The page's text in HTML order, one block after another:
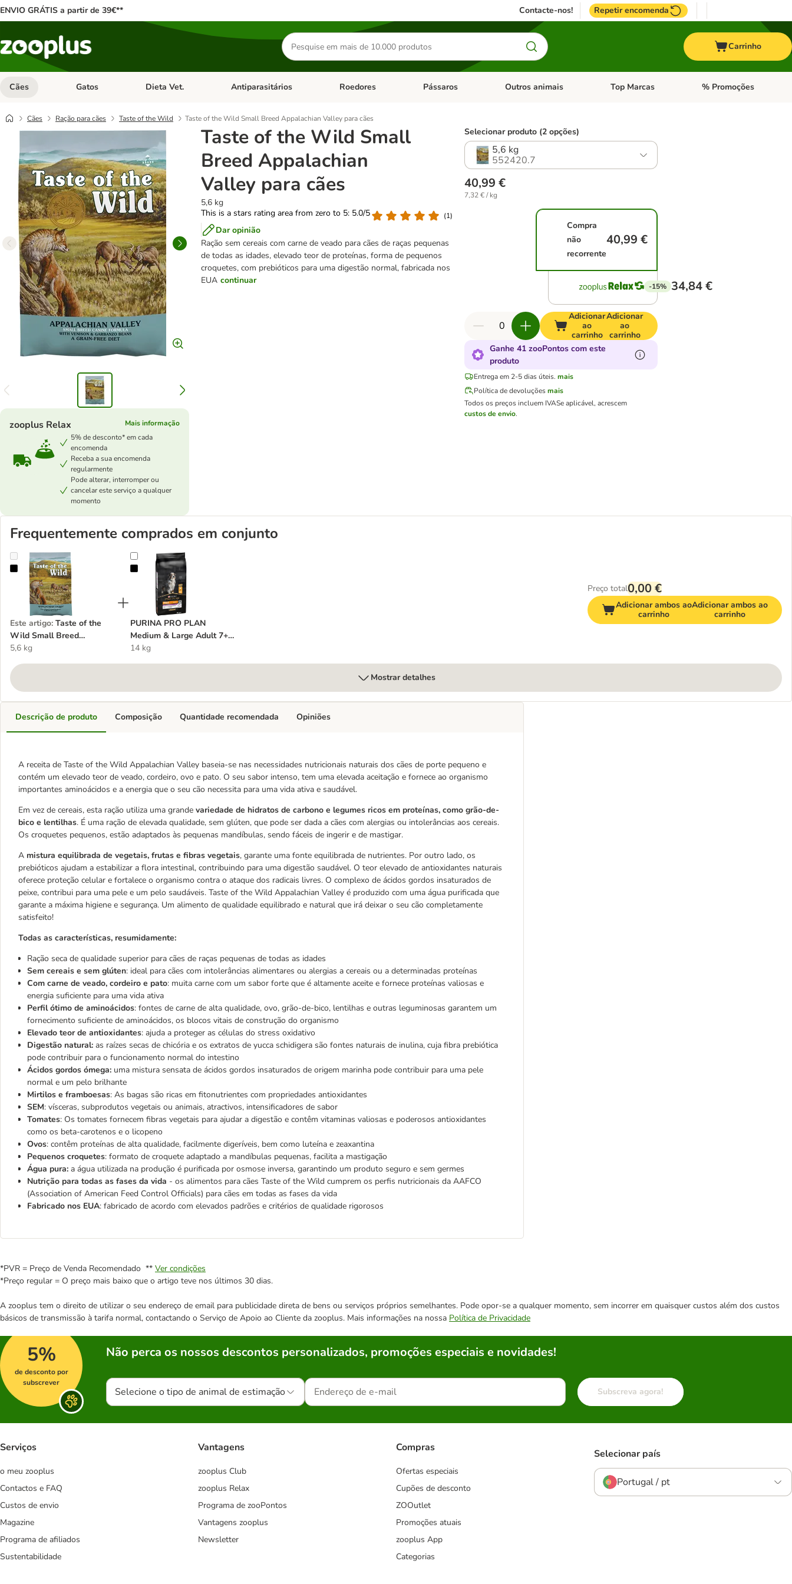
ENVIO GRÁTIS a partir de 39€** Contacte-nos! Repetir encomenda
Pesquisar
produtos
Carrinho
Cães Abrir menu de categoria: Cães
Gatos Abrir menu de categoria: Gatos
Dieta Vet. Abrir menu de categoria: Dieta Vet.
Antiparasitários Abrir menu de categoria: Antiparasitários
Roedores Abrir menu de categoria: Roedores
Pássaros Abrir menu de categoria: Pássaros
Outros animais Abrir menu de categoria: Outros animais
Top Marcas Abrir menu de categoria:
% Promoções
Cães Ração para cães Taste of the Wild Taste of the Wild Small Breed Appalachian Valley para cães
Taste of the Wild Small
Breed Appalachian
Valley para cães
5,6 kg
This is a stars rating area from zero to 5: 5.0/5
(1)
Dar opinião
Ração sem cereais com carne de veado para cães de raças pequenas
de todas as idades, elevado teor de proteínas, forma de pequenos
croquetes, com prebióticos para uma digestão normal, fabricada nos
EUA continuar
zooplus Relax
Mais informação
5% de desconto* em cada
encomenda
Receba a sua encomenda
regularmente
Pode alterar, interromper ou
cancelar este serviço a qualquer
momento
Selecionar produto (2 opções)
5,6 kg
552420.7
40,99 €
7,32 € / kg
Compra
não
recorrente
40,99 €
-15% 34,84 €
Adicionar
ao
carrinho
Adicionar
ao
carrinho
Ganhe 41 zooPontos com este
produto
Entrega em 2-5 dias úteis. mais
Política de devoluções mais
Todos os preços incluem IVASe aplicável, acrescem
custos de envio.
Frequentemente comprados em conjunto
Taste of the Wild Small Breed Appalachian Valley para cães
Este artigo: Taste of the
Wild Small Breed
Appalachian Valley para
5,6 kg
PURINA PRO PLAN Medium & Large Adult 7+ Age Defence
PURINA PRO PLAN
Medium & Large Adult 7+
Age Defence
14 kg
Preço total0,00 €
Adicionar ambos ao
carrinho
Adicionar ambos ao
carrinho
Mostrar detalhes
Descrição de produto
A receita de Taste of the Wild Appalachian Valley baseia-se nas necessidades nutricionais naturais dos cães de porte pequeno e
contém um elevado teor de veado, cordeiro, ovo e pato. O seu sabor intenso, tem uma elevada aceitação e fornece ao organismo
importantes aminoácidos e a energia que o seu cão necessita para uma vida ativa e saudável.
Em vez de cereais, esta ração utiliza uma grande variedade de hidratos de carbono e legumes ricos em proteínas, como grão-de-
bico e lentilhas. É uma ração de elevada qualidade, sem glúten, que pode ser dada a cães com alergias ou intolerâncias aos cereais.
Os croquetes pequenos, estão adaptados às pequenas mandíbulas, sendo fáceis de ingerir e de mastigar.
A mistura equilibrada de vegetais, frutas e fibras vegetais, garante uma fonte equilibrada de nutrientes. Por outro lado, os
prebióticos ajudam a estabilizar a flora intestinal, contribuindo para uma digestão saudável. O teor elevado de antioxidantes naturais
oferece proteção celular e fortalece o organismo contra o ataque dos radicais livres. O complexo de ácidos gordos insaturados de
peixe, contribui para uma pele e um pelo saudáveis. Taste of the Wild Appalachian Valley é produzido com uma água purificada que
garante a máxima higiene e segurança. Um alimento de qualidade equilibrado e natural que irá deixar o seu cão completamente
satisfeito!
Todas as características, resumidamente:
Ração seca de qualidade superior para cães de raças pequenas de todas as idades
Sem cereais e sem glúten: ideal para cães com intolerâncias alimentares ou alergias a cereais ou a determinadas proteínas
Com carne de veado, cordeiro e pato: muita carne com um sabor forte que é altamente aceite e fornece proteínas valiosas e
energia suficiente para uma vida ativa
Perfil ótimo de aminoácidos: fontes de carne de alta qualidade, ovo, grão-de-bico, lentilhas e outras leguminosas garantem um
fornecimento suficiente de aminoácidos, os blocos vitais de construção do organismo
Elevado teor de antioxidantes: ajuda a proteger as células do stress oxidativo
Digestão natural: as raízes secas de chicória e os extratos de yucca schidigera são fontes naturais de inulina, cuja fibra prebiótica
pode contribuir para o funcionamento normal do intestino
Ácidos gordos ómega: uma mistura sensata de ácidos gordos insaturados de origem marinha pode contribuir para uma pele
normal e um pelo brilhante
Mirtilos e framboesas: As bagas são ricas em fitonutrientes com propriedades antioxidantes
SEM: vísceras, subprodutos vegetais ou animais, atractivos, intensificadores de sabor
Tomates: Os tomates fornecem fibras vegetais para ajudar a digestão e contêm vitaminas valiosas e poderosos antioxidantes
como os beta-carotenos e o licopeno
Ovos: contêm proteínas de alta qualidade, facilmente digeríveis, bem como luteína e zeaxantina
Pequenos croquetes: formato de croquete adaptado a mandíbulas pequenas, facilita a mastigação
Água pura: a água utilizada na produção é purificada por osmose inversa, garantindo um produto seguro e sem germes
Nutrição para todas as fases da vida - os alimentos para cães Taste of the Wild cumprem os perfis nutricionais da AAFCO
(Association of American Feed Control Officials) para cães em todas as fases da vida
Fabricado nos EUA: fabricado de acordo com elevados padrões e critérios de qualidade rigorosos
Composição Quantidade recomendada Opiniões
*PVR = Preço de Venda Recomendado ** Ver condições
*Preço regular = O preço mais baixo que o artigo teve nos últimos 30 dias.
A zooplus tem o direito de utilizar o seu endereço de email para publicidade direta de bens ou serviços próprios semelhantes. Pode opor-se a qualquer momento, sem incorrer em quaisquer custos além dos custos
básicos de transmissão à tarifa normal, contactando o Serviço de Apoio ao Cliente da zooplus. Mais informações na nossa Política de Privacidade
5%
de desconto por
subscrever
Não perca os nossos descontos personalizados, promoções especiais e novidades!
Selecione o tipo de animal de estimação Subscreva agora!
Serviços
o meu zooplus
Contactos e FAQ
Custos de envio
Magazine
Programa de afiliados
Sustentabilidade
Vantagens
zooplus Club
zooplus Relax
Programa de zooPontos
Vantagens zooplus
Newsletter
Compras
Ofertas especiais
Cupões de desconto
ZOOutlet
Promoções atuais
zooplus App
Categorias
Selecionar país
Portugal / pt